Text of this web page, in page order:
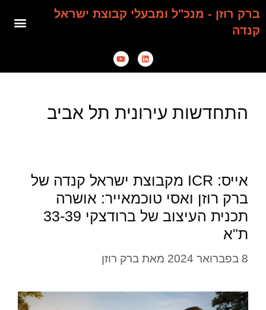
ברק רוזן - מנכ"ל ומבעלי קבוצת ישראל
קנדה
התחדשות עירונית תל אביב
אייס: ICR מקבוצת ישראל קנדה של
ברק רוזן ואסי טוכמאייר: אושרה
תכנית העיצוב של ברודצקי 33-39
ת"א
8 בפברואר 2024 מאת ברק רוזן